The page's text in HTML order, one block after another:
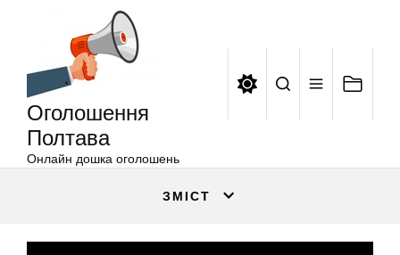
Оголошення
Полтава
Онлайн дошка оголошень
ЗМІСТ